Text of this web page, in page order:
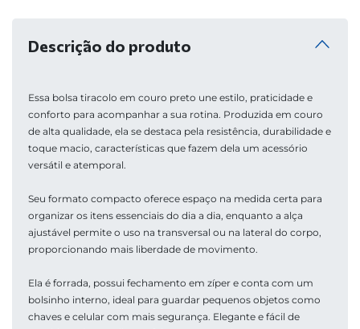
Descrição do produto
Essa bolsa tiracolo em couro preto une estilo, praticidade e
conforto para acompanhar a sua rotina. Produzida em couro
de alta qualidade, ela se destaca pela resistência, durabilidade e
toque macio, características que fazem dela um acessório
versátil e atemporal.
Seu formato compacto oferece espaço na medida certa para
organizar os itens essenciais do dia a dia, enquanto a alça
ajustável permite o uso na transversal ou na lateral do corpo,
proporcionando mais liberdade de movimento.
Ela é forrada, possui fechamento em zíper e conta com um
bolsinho interno, ideal para guardar pequenos objetos como
chaves e celular com mais segurança. Elegante e fácil de